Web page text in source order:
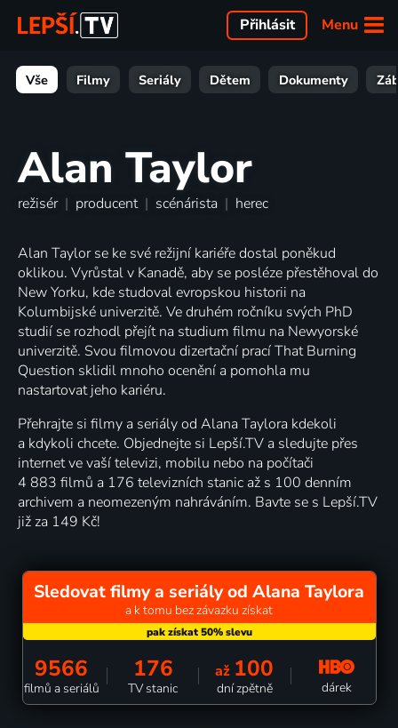
Menu
Přihlásit
Vše Filmy Seriály Dětem Dokumenty
Alan Taylor
režisér | producent | scénárista | herec
Alan Taylor se ke své režijní kariéře dostal poněkud
oklikou. Vyrůstal v Kanadě, aby se posléze přestěhoval do
New Yorku, kde studoval evropskou historii na
Kolumbijské univerzitě. Ve druhém ročníku svých PhD
studií se rozhodl přejít na studium filmu na Newyorské
univerzitě. Svou filmovou dizertační prací That Burning
Question sklidil mnoho ocenění a pomohla mu
nastartovat jeho kariéru.
Přehrajte si filmy a seriály od Alana Taylora kdekoli
a kdykoli chcete. Objednejte si Lepší.TV a sledujte přes
internet ve vaší televizi, mobilu nebo na počítači
4 883 filmů a 176 televizních stanic až s 100 denním
archivem a neomezeným nahráváním. Bavte se s Lepší.TV
již za 149 Kč!
Sledovat filmy a seriály od Alana Taylora
a k tomu bez závazku získat
9566
filmů a seriálů
176
TV stanic
až 100
dní zpětně dárek